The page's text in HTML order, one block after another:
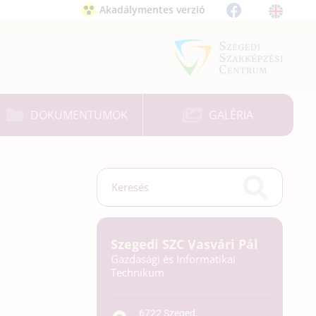
Akadálymentes verzió
DOKUMENTUMOK GALÉRIA
Szegedi SZC Vasvári Pál
Gazdasági és Informatikai
Technikum
6722 Szeged,